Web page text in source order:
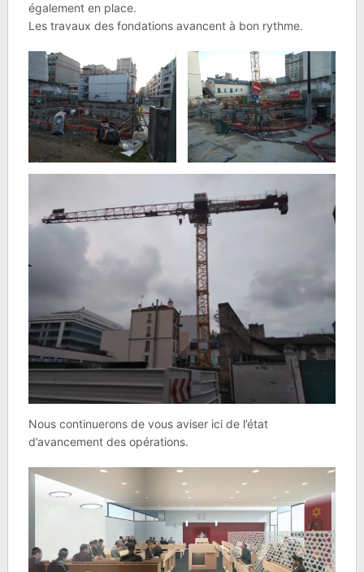
également en place.
Les travaux des fondations avancent à bon rythme.
Nous continuerons de vous aviser ici de l’état
d’avancement des opérations.